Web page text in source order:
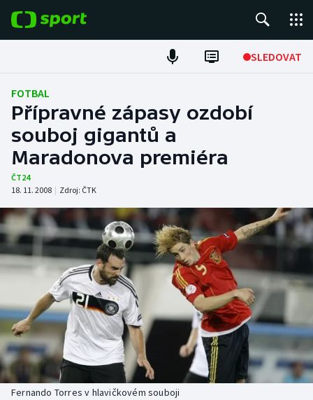
SLEDOVAT
Fotbal
Hokej
Tenis
Atletika
Cyklistika
DALŠÍ SPORTY
Americký fotbal
Baseball a softbal
Basketbal
Biatlon
NEPŘEHLÉDNĚTE
Soutěže
Historické návraty
Aplikace ČT sport
FOTBAL
Přípravné zápasy ozdobí
souboj gigantů a
Maradonova premiéra
ČT24
18. 11. 2008 | Zdroj: ČTK
Fernando Torres v hlavičkovém souboji